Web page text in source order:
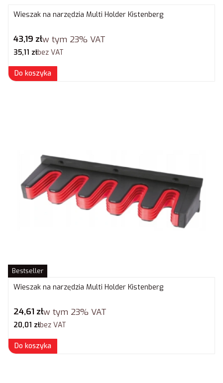
Wieszak na narzędzia Multi Holder Kistenberg
Cena brutto
43,19 złw tym 23% VAT
Cena netto
35,11 złbez VAT
Do koszyka
Bestseller
Wieszak na narzędzia Multi Holder Kistenberg
Cena brutto
24,61 złw tym 23% VAT
Cena netto
20,01 złbez VAT
Do koszyka